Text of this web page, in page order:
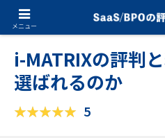
BIツール
i-MATRIXの評判
選ばれるのか
5
メニュー